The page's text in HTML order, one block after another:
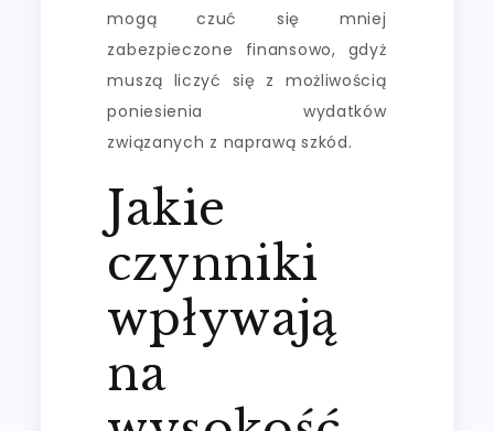
mogą czuć się mniej
zabezpieczone finansowo, gdyż
muszą liczyć się z możliwością
poniesienia wydatków
związanych z naprawą szkód.
Jakie
czynniki
wpływają
na